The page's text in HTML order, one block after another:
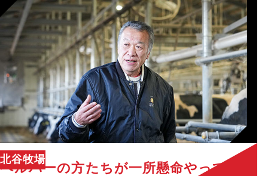
北谷牧場
ヘルパーの方たちが一所懸命やってくれ